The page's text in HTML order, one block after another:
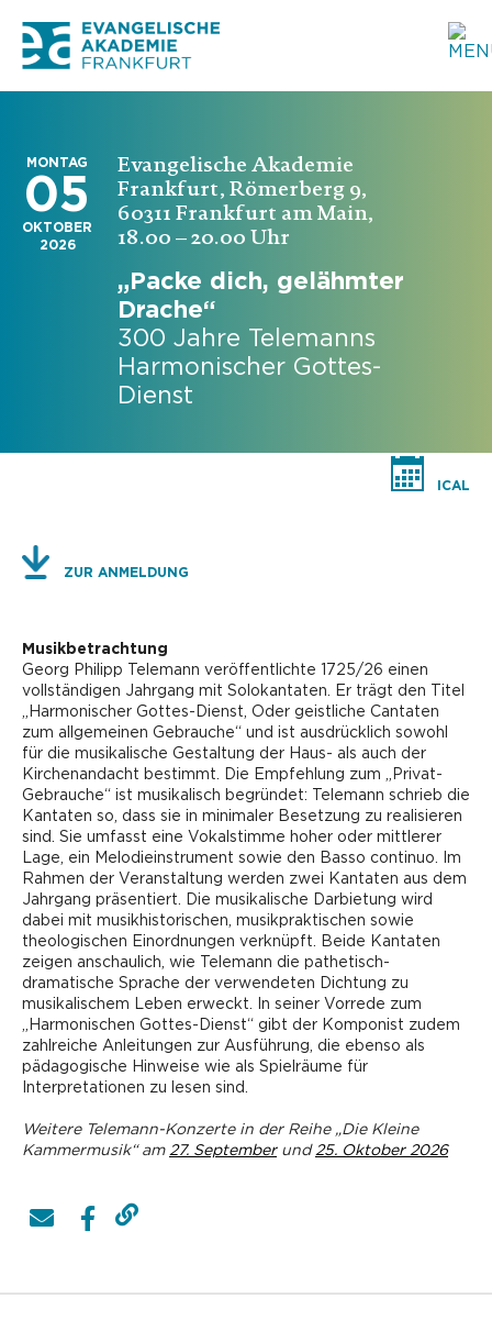
MONTAG
05
OKTOBER
2026
Evangelische Akademie
Frankfurt, Römerberg 9,
60311 Frankfurt am Main,
18.00 – 20.00 Uhr
„Packe dich, gelähmter
Drache“
300 Jahre Telemanns
Harmonischer Gottes-
Dienst
ICAL
ZUR ANMELDUNG
Musikbetrachtung
Georg Philipp Telemann veröffentlichte 1725/26 einen
vollständigen Jahrgang mit Solokantaten. Er trägt den Titel
„Harmonischer Gottes-Dienst, Oder geistliche Cantaten
zum allgemeinen Gebrauche“ und ist ausdrücklich sowohl
für die musikalische Gestaltung der Haus- als auch der
Kirchenandacht bestimmt. Die Empfehlung zum „Privat-
Gebrauche“ ist musikalisch begründet: Telemann schrieb die
Kantaten so, dass sie in minimaler Besetzung zu realisieren
sind. Sie umfasst eine Vokalstimme hoher oder mittlerer
Lage, ein Melodieinstrument sowie den Basso continuo. Im
Rahmen der Veranstaltung werden zwei Kantaten aus dem
Jahrgang präsentiert. Die musikalische Darbietung wird
dabei mit musikhistorischen, musikpraktischen sowie
theologischen Einordnungen verknüpft. Beide Kantaten
zeigen anschaulich, wie Telemann die pathetisch-
dramatische Sprache der verwendeten Dichtung zu
musikalischem Leben erweckt. In seiner Vorrede zum
„Harmonischen Gottes-Dienst“ gibt der Komponist zudem
zahlreiche Anleitungen zur Ausführung, die ebenso als
pädagogische Hinweise wie als Spielräume für
Interpretationen zu lesen sind.
Weitere Telemann-Konzerte in der Reihe „Die Kleine
Kammermusik“ am 27. Septemberund25. Oktober 2026